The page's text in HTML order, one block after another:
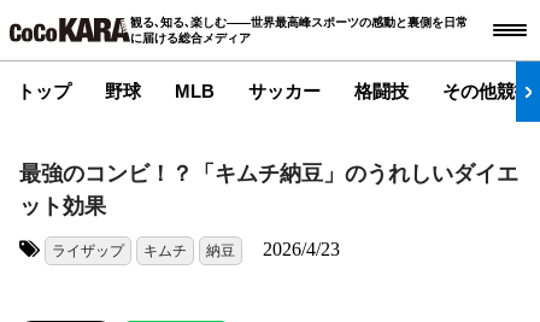
観る､知る､楽しむ――世界最高峰スポーツの感動と裏側を日常
に届ける総合メディア
トップ 野球 MLB サッカー 格闘技 その他競技
最強のコンビ！？「キムチ納豆」のうれしいダイエ
ット効果
ライザップ キムチ 納豆 2026/4/23